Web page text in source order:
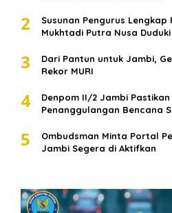
2
Susunan Pengurus Lengkap
Mukhtadi Putra Nusa
3
Dari Pantun untuk Jambi,
Rekor MURI
4
Denpom II/2 Jambi
Penanggulangan Bencana
5
Ombudsman Minta Portal
Jambi Segera di Aktifkan